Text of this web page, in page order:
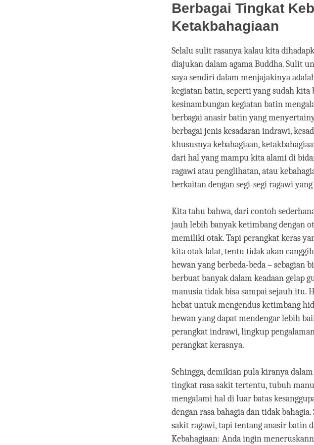
Berbagai Tingkat
Ketakbahagiaan
Selalu sulit rasanya kalau kita
diajukan dalam agama Buddha. Sulit
saya sendiri dalam menjajakinya
kegiatan batin, seperti yang sudah kita
kesinambungan kegiatan batin
berbagai anasir batin yang
berbagai jenis kesadaran indrawi,
khususnya kebahagiaan,
dari hal yang mampu kita alami di
ragawi atau penglihatan, atau
berkaitan dengan segi-segi ragawi
Kita tahu bahwa, dari contoh
jauh lebih banyak ketimbang dengan
memiliki otak. Tapi perangkat keras
kita otak lalat, tentu tidak akan
hewan yang berbeda-beda – sebagian
berbuat banyak dalam keadaan gelap
manusia tidak bisa sampai sejauh
hebat untuk mengendus ketimbang
hewan yang dapat mendengar lebih
perangkat indrawi, lingkup
perangkat kerasnya.
Sehingga, demikian pula kiranya
tingkat rasa sakit tertentu, tubuh
mengalami hal di luar batas
dengan rasa bahagia dan tidak
sakit ragawi, tapi tentang anasir batin
Kebahagiaan: Anda ingin